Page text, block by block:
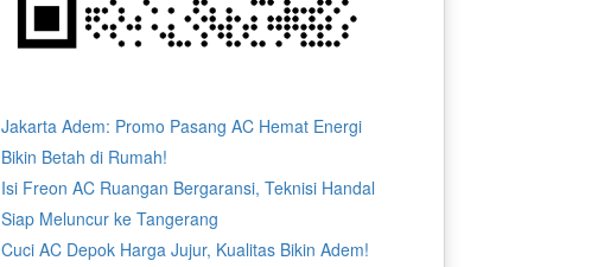
Jakarta Adem: Promo Pasang AC Hemat Energi
Bikin Betah di Rumah!
Isi Freon AC Ruangan Bergaransi, Teknisi Handal
Siap Meluncur ke Tangerang
Cuci AC Depok Harga Jujur, Kualitas Bikin Adem!